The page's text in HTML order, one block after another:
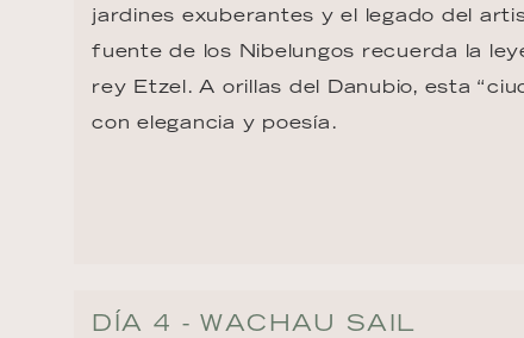
jardines exuberantes y el legado del
fuente de los Nibelungos recuerda la
rey Etzel. A orillas del Danubio, esta
con elegancia y poesía.
DÍA 4 - WACHAU SAIL